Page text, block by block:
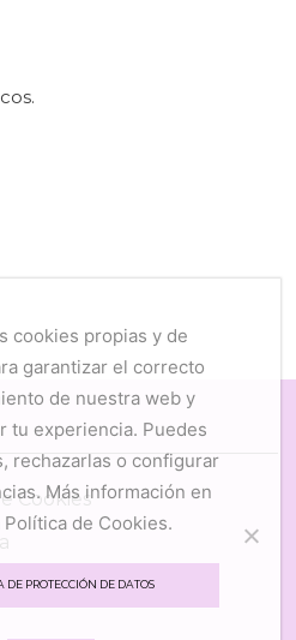
Cookies
cookies propias y de
garantizar el correcto
de nuestra web y
tu experiencia. Puedes
rechazarlas o configurar
Más información en
de Cookies.
DE PROTECCIÓN DE DATOS